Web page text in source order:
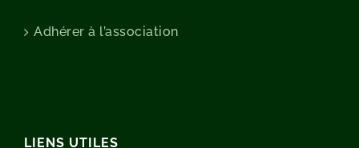
Adhérer à l’association
LIENS UTILES